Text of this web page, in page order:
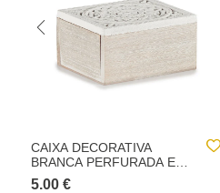
CAIXA DECORATIVA
BRANCA PERFURADA EM
MADEIRA 16X11CM
5.00 €